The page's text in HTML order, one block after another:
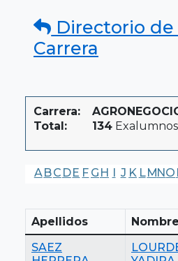
Directorio
Carrera
Carrera:
Total:
134
A BC DE F G H I J K LMNO
Apellidos
SAEZ